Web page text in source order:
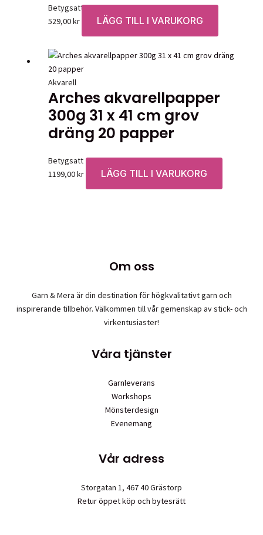
Betygsatt0av 5
529,00kr LÄGG TILL I VARUKORG
Akvarell
Arches akvarellpapper
300g 31 x 41 cm grov
dräng 20 papper
Betygsatt 0av 5
1199,00kr LÄGG TILL I VARUKORG
Om oss
Garn & Mera är din destination för högkvalitativt garn och
inspirerande tillbehör. Välkommen till vår gemenskap av stick- och
virkentusiaster!
Våra tjänster
Garnleverans
Workshops
Mönsterdesign
Evenemang
Vår adress
Storgatan 1, 467 40 Grästorp
Retur öppet köp och bytesrätt